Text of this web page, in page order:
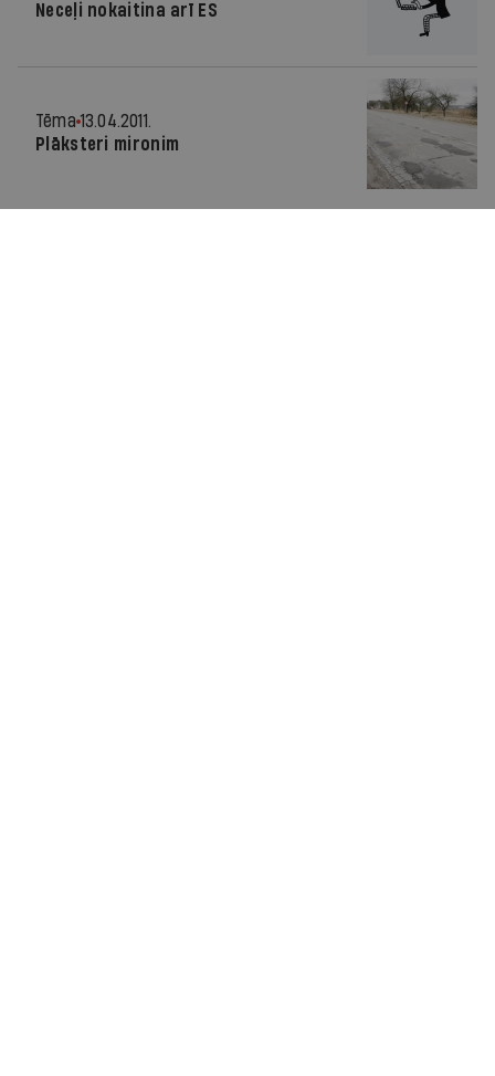
Neceļi nokaitina arī ES
Tēma 13.04.2011.
Plāksteri mironim